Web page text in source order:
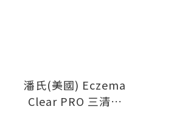
潘氏(美國) Eczema
Clear PRO 三清濕